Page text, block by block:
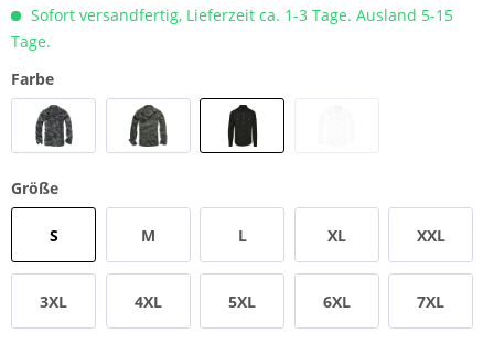
Sofort versandfertig, Lieferzeit ca. 1-3 Tage. Ausland 5-15
Tage.
Farbe
Größe
S M L XL XXL
3XL 4XL 5XL 6XL 7XL